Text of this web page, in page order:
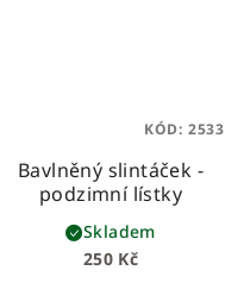
Bavlněný slintáček -
podzimní lístky
250 Kč
Skladem
KÓD: 2533